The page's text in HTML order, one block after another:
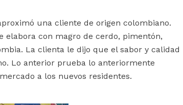
una cliente de origen colombiano.
con magro de cerdo, pimentón,
La clienta le dijo que el sabor y calidad
Lo anterior prueba lo anteriormente
a los nuevos residentes.